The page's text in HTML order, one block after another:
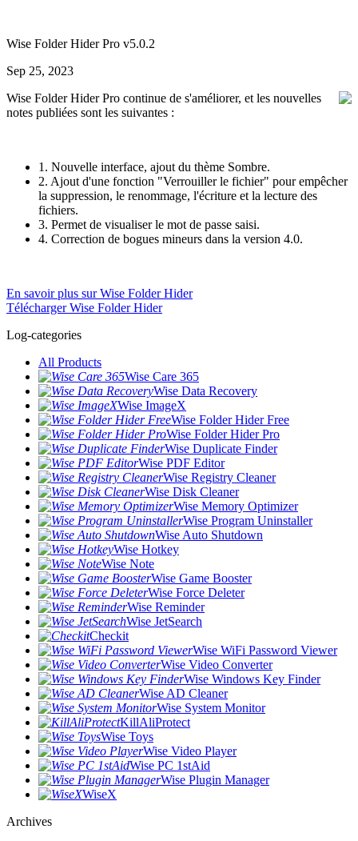
Wise Folder Hider Pro v5.0.2
Sep 25, 2023
Wise Folder Hider Pro continue de s'améliorer, et les nouvelles
notes publiées sont les suivantes :
1. Nouvelle interface, ajout du thème Sombre.
2. Ajout d'une fonction "Verrouiller le fichier" pour empêcher
la suppression, le renommage, l'écriture et la lecture des
fichiers.
3. Permet de visualiser le mot de passe saisi.
4. Correction de bogues mineurs dans la version 4.0.
En savoir plus sur Wise Folder Hider
Télécharger Wise Folder Hider
Log-categories
All Products
Wise Care 365
Wise Data Recovery
Wise ImageX
Wise Folder Hider Free
Wise Folder Hider Pro
Wise Duplicate Finder
Wise PDF Editor
Wise Registry Cleaner
Wise Disk Cleaner
Wise Memory Optimizer
Wise Program Uninstaller
Wise Auto Shutdown
Wise Hotkey
Wise Note
Wise Game Booster
Wise Force Deleter
Wise Reminder
Wise JetSearch
Checkit
Wise WiFi Password Viewer
Wise Video Converter
Wise Windows Key Finder
Wise AD Cleaner
Wise System Monitor
KillAliProtect
Wise Toys
Wise Video Player
Wise PC 1stAid
Wise Plugin Manager
WiseX
Archives